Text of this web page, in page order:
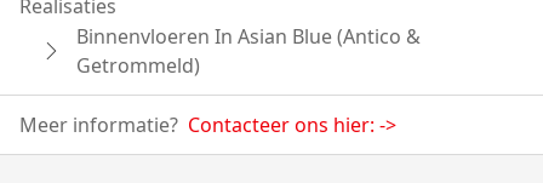
Realisaties
Binnenvloeren In Asian Blue (Antico &
Getrommeld)
Meer informatie? Contacteer ons hier: ->